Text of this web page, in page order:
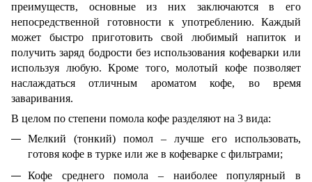
преимуществ, основные из них заключаются в его
непосредственной готовности к употреблению. Каждый
может быстро приготовить свой любимый напиток и
получить заряд бодрости без использования кофеварки или
используя любую. Кроме того, молотый кофе позволяет
наслаждаться отличным ароматом кофе, во время
заваривания.
В целом по степени помола кофе разделяют на 3 вида:
Мелкий (тонкий) помол – лучше его использовать,
готовя кофе в турке или же в кофеварке с фильтрами;
Кофе среднего помола – наиболее популярный в